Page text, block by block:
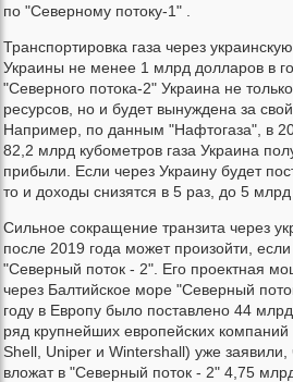
по "Северному потоку-1" .
Транспортировка газа через
Украины не менее 1 млрд долларов в
"Северного потока-2" Украина не
ресурсов, но и будет вынуждена за
Например, по данным "Нафтогаза", в
82,2 млрд кубометров газа Украина
прибыли. Если через Украину будет
то и доходы снизятся в 5 раз, до 5 млрд
Сильное сокращение транзита через
после 2019 года может произойти,
"Северный поток - 2". Его проектная
через Балтийское море "Северный
году в Европу было поставлено 44
ряд крупнейших европейских
Shell, Uniper и Wintershall) уже
вложат в "Северный поток - 2" 4,75